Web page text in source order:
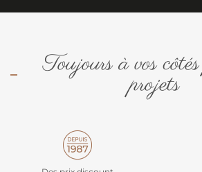
Toujours à vos
projets